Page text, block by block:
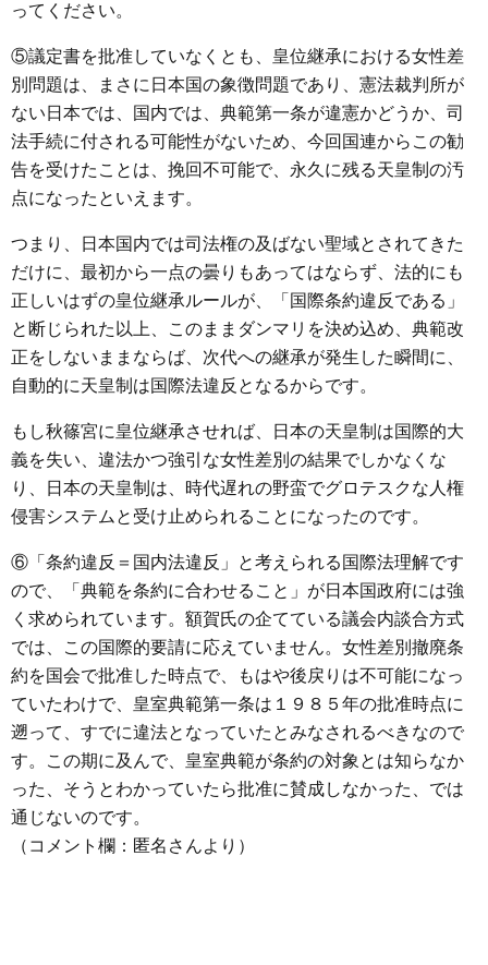
ってください。
⑤議定書を批准していなくとも、皇位継承における女性差
別問題は、まさに日本国の象徴問題であり、憲法裁判所が
ない日本では、国内では、典範第一条が違憲かどうか、司
法手続に付される可能性がないため、今回国連からこの勧
告を受けたことは、挽回不可能で、永久に残る天皇制の汚
点になったといえます。
つまり、日本国内では司法権の及ばない聖域とされてきた
だけに、最初から一点の曇りもあってはならず、法的にも
正しいはずの皇位継承ルールが、「国際条約違反である」
と断じられた以上、このままダンマリを決め込め、典範改
正をしないままならば、次代への継承が発生した瞬間に、
自動的に天皇制は国際法違反となるからです。
もし秋篠宮に皇位継承させれば、日本の天皇制は国際的大
義を失い、違法かつ強引な女性差別の結果でしかなくな
り、日本の天皇制は、時代遅れの野蛮でグロテスクな人権
侵害システムと受け止められることになったのです。
⑥「条約違反＝国内法違反」と考えられる国際法理解です
ので、「典範を条約に合わせること」が日本国政府には強
く求められています。額賀氏の企てている議会内談合方式
では、この国際的要請に応えていません。女性差別撤廃条
約を国会で批准した時点で、もはや後戻りは不可能になっ
ていたわけで、皇室典範第一条は１９８５年の批准時点に
遡って、すでに違法となっていたとみなされるべきなので
す。この期に及んで、皇室典範が条約の対象とは知らなか
った、そうとわかっていたら批准に賛成しなかった、では
通じないのです。
（コメント欄：匿名さんより）